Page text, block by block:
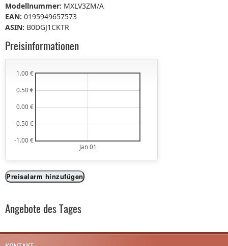
Modellnummer: MXLV3ZM/A
EAN: 0195949657573
ASIN: B0DGJ1CKTR
Preisinformationen
Jan 01
-1.00 €
-0.50 €
0.00 €
0.50 €
1.00 €
Preisalarm hinzufügen
Angebote des Tages